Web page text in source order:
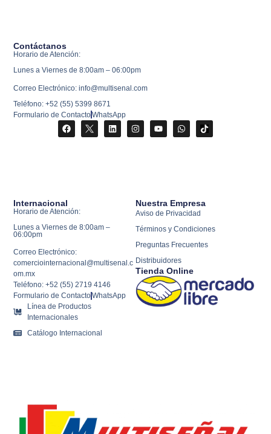
Nuestra Empresa
Aviso de Privacidad
Términos y Condiciones
Preguntas Frecuentes
Distribuidores
Tienda Online
Internacional
Horario de Atención:
Lunes a Viernes de 8:00am –
06:00pm
Correo Electrónico:
comerciointernacional@multisenal.c
om.mx
Teléfono: +52 (55) 2719 4146
Formulario de ContactoWhatsApp
Línea de Productos
Internacionales
Catálogo Internacional
Contáctanos
Horario de Atención:
Lunes a Viernes de 8:00am – 06:00pm
Correo Electrónico: info@multisenal.com
Teléfono: +52 (55) 5399 8671
Formulario de ContactoWhatsApp